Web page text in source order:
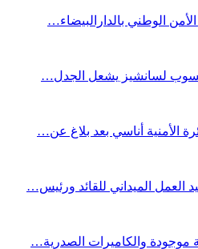
الوطني بالدارالبيضاء…
لسانشيز يشعل الجدل…
الأمنية أناسي بعد بلاغ عن…
العمل الميداني للقائد ورئيس…
موجودة والكاميرات الصدرية…